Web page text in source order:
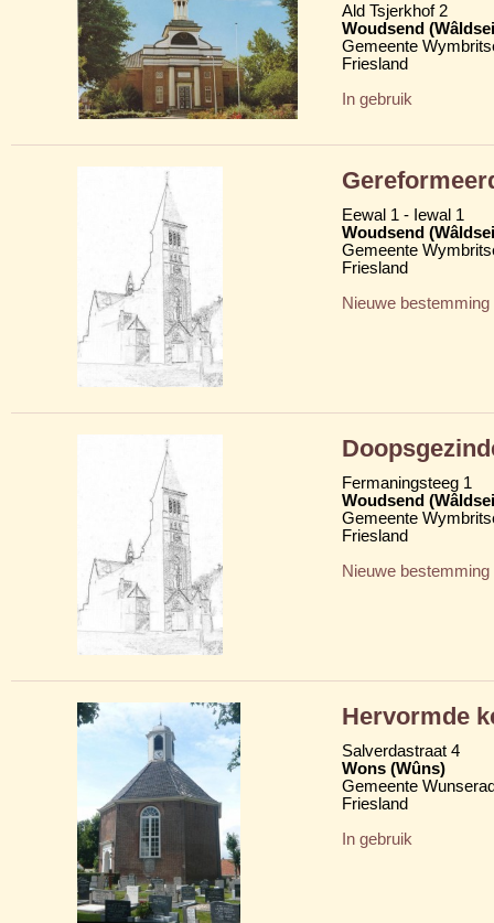
Ald Tsjerkhof 2
Woudsend
Gemeente
Friesland
In gebruik
Eewal 1 - Iewal 1
Woudsend
Gemeente
Friesland
Nieuwe bestemming
Fermaningsteeg 1
Woudsend
Gemeente
Friesland
Nieuwe bestemming
Hervormde
Salverdastraat 4
Wons (Wûns)
Gemeente
Friesland
In gebruik